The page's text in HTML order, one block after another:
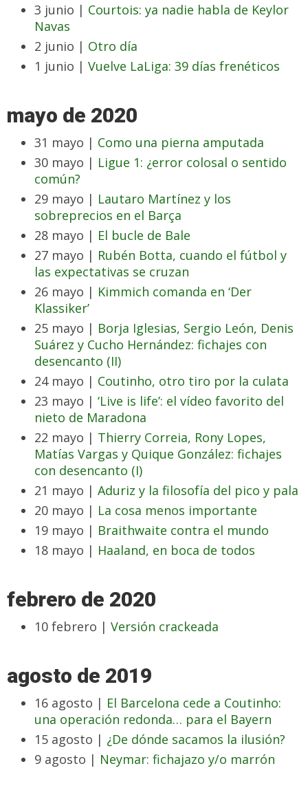
3 junio | Courtois: ya nadie habla de Keylor
Navas
2 junio | Otro día
1 junio | Vuelve LaLiga: 39 días frenéticos
mayo de 2020
31 mayo | Como una pierna amputada
30 mayo | Ligue 1: ¿error colosal o sentido
común?
29 mayo | Lautaro Martínez y los
sobreprecios en el Barça
28 mayo | El bucle de Bale
27 mayo | Rubén Botta, cuando el fútbol y
las expectativas se cruzan
26 mayo | Kimmich comanda en ‘Der
Klassiker’
25 mayo | Borja Iglesias, Sergio León, Denis
Suárez y Cucho Hernández: fichajes con
desencanto (II)
24 mayo | Coutinho, otro tiro por la culata
23 mayo | ‘Live is life’: el vídeo favorito del
nieto de Maradona
22 mayo | Thierry Correia, Rony Lopes,
Matías Vargas y Quique González: fichajes
con desencanto (I)
21 mayo | Aduriz y la filosofía del pico y pala
20 mayo | La cosa menos importante
19 mayo | Braithwaite contra el mundo
18 mayo | Haaland, en boca de todos
febrero de 2020
10 febrero | Versión crackeada
agosto de 2019
16 agosto | El Barcelona cede a Coutinho:
una operación redonda… para el Bayern
15 agosto | ¿De dónde sacamos la ilusión?
9 agosto | Neymar: fichajazo y/o marrón